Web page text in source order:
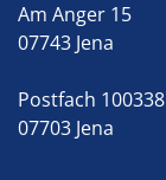
Am Anger 15
07743 Jena
Postfach 100338
07703 Jena